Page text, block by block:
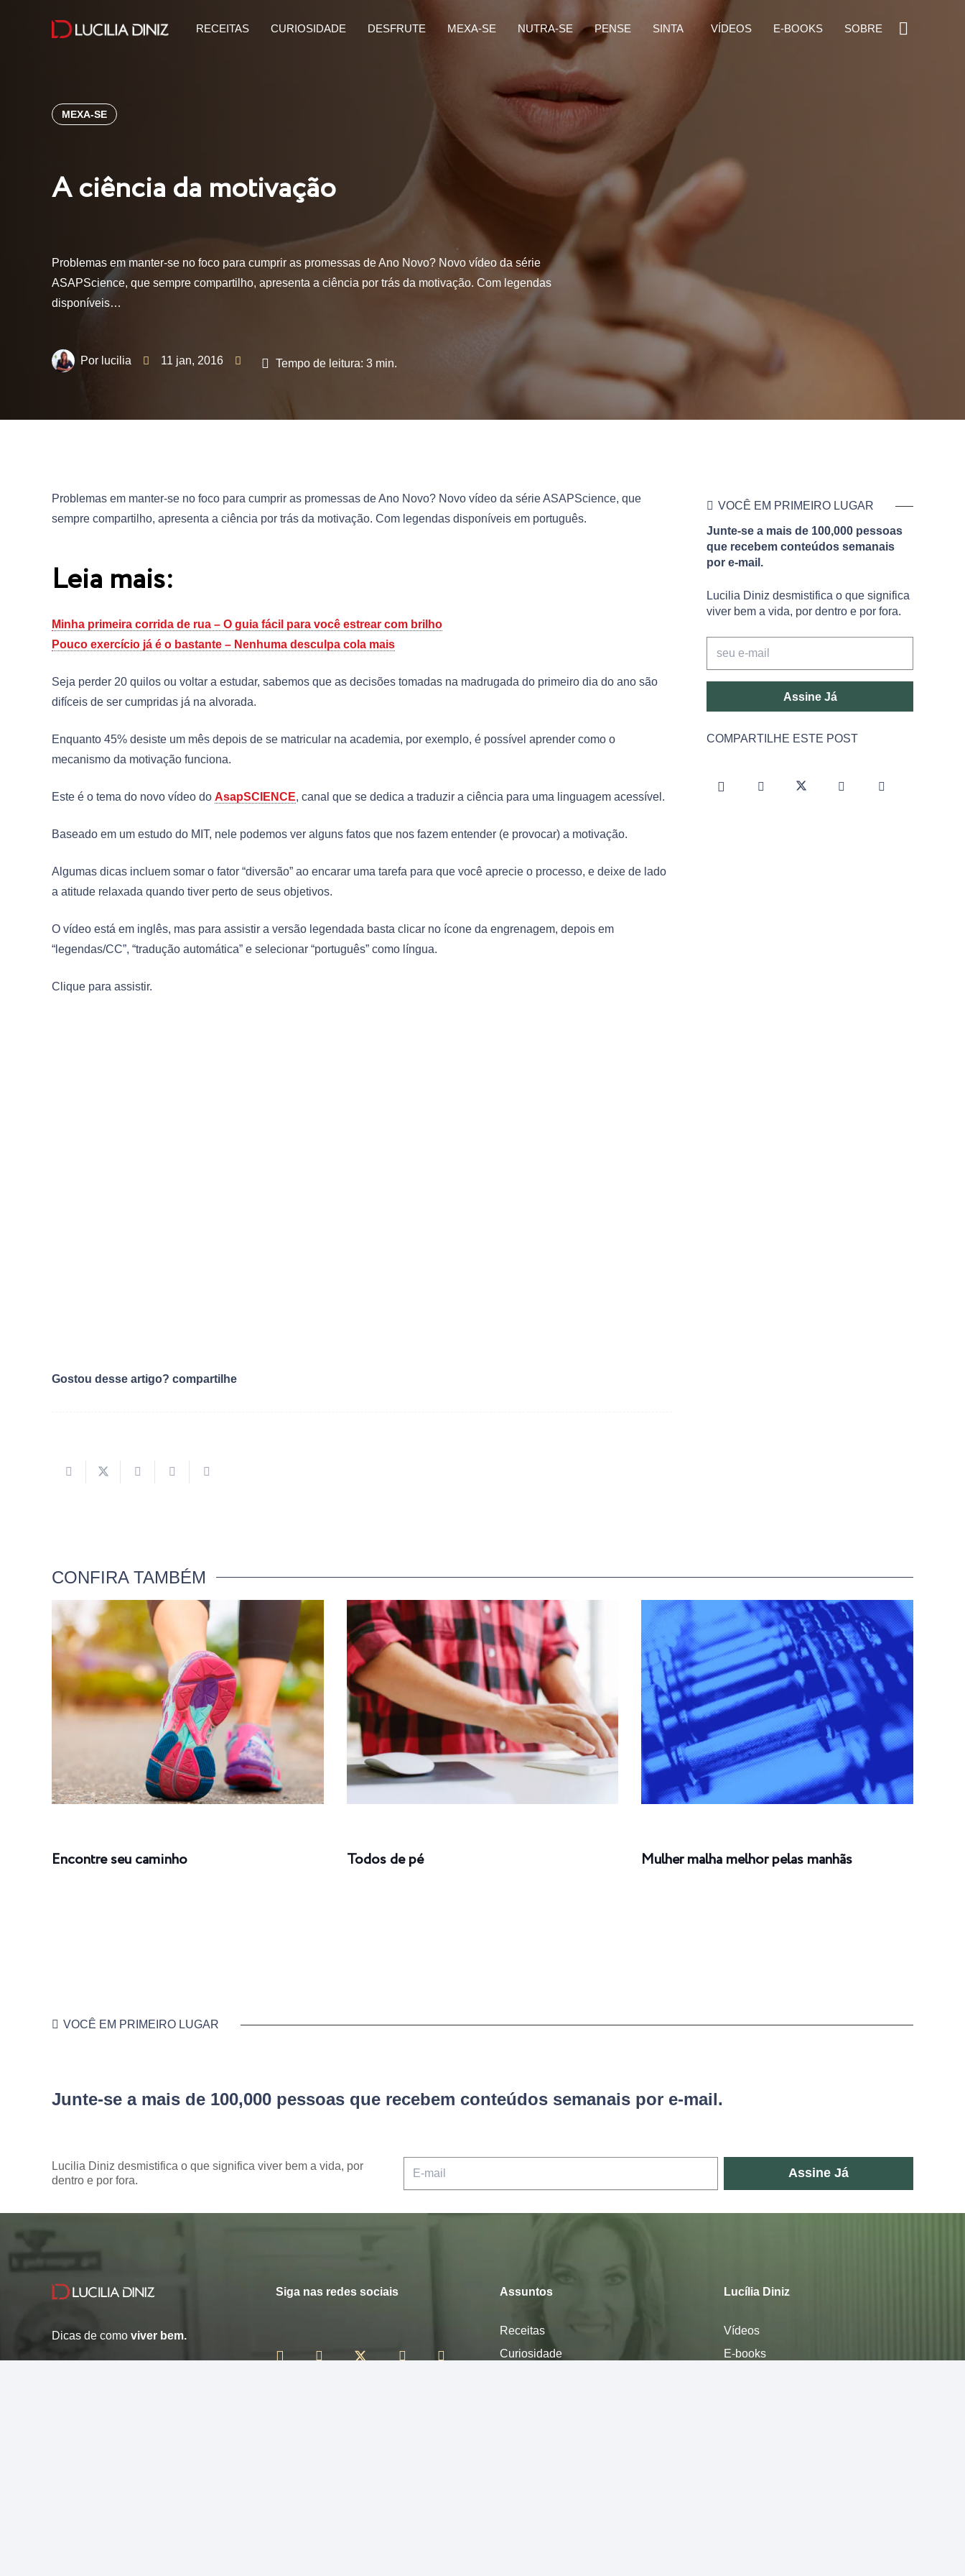
RECEITAS CURIOSIDADE DESFRUTE MEXA-SE NUTRA-SE PENSE SINTA VÍDEOS E-BOOKS SOBRE
MEXA-SE
A ciência da motivação
Problemas em manter-se no foco para cumprir as promessas de Ano Novo? Novo vídeo da série
ASAPScience, que sempre compartilho, apresenta a ciência por trás da motivação. Com legendas
disponíveis…
lucilia 11 jan, 2016 Tempo de leitura: 3 min.
Problemas em manter-se no foco para cumprir as promessas de Ano Novo? Novo vídeo da série ASAPScience, que
sempre compartilho, apresenta a ciência por trás da motivação. Com legendas disponíveis em português.
Leia mais:
Minha primeira corrida de rua – O guia fácil para você estrear com brilho
Pouco exercício já é o bastante – Nenhuma desculpa cola mais
Seja perder 20 quilos ou voltar a estudar, sabemos que as decisões tomadas na madrugada do primeiro dia do ano são
difíceis de ser cumpridas já na alvorada.
Enquanto 45% desiste um mês depois de se matricular na academia, por exemplo, é possível aprender como o
mecanismo da motivação funciona.
Este é o tema do novo vídeo do AsapSCIENCE, canal que se dedica a traduzir a ciência para uma linguagem acessível.
Baseado em um estudo do MIT, nele podemos ver alguns fatos que nos fazem entender (e provocar) a motivação.
Algumas dicas incluem somar o fator “diversão” ao encarar uma tarefa para que você aprecie o processo, e deixe de lado
a atitude relaxada quando tiver perto de seus objetivos.
O vídeo está em inglês, mas para assistir a versão legendada basta clicar no ícone da engrenagem, depois em
“legendas/CC”, “tradução automática” e selecionar “português” como língua.
Clique para assistir.
Gostou desse artigo? compartilhe
VOCÊ EM PRIMEIRO LUGAR
Junte-se a mais de 100,000 pessoas
que recebem conteúdos semanais
por e-mail.
Lucilia Diniz desmistifica o que significa
viver bem a vida, por dentro e por fora.
Assine Já
COMPARTILHE ESTE POST
CONFIRA TAMBÉM
Encontre seu caminho Todos de pé Mulher malha melhor pelas manhãs
VOCÊ EM PRIMEIRO LUGAR
Junte-se a mais de 100,000 pessoas que recebem conteúdos semanais por e-mail.
Lucilia Diniz desmistifica o que significa viver bem a vida, por
dentro e por fora.
Assine Já
Dicas de como viver bem.
Siga nas redes sociais Assuntos
Receitas
Curiosidade
Lucília Diniz
Vídeos
E-books